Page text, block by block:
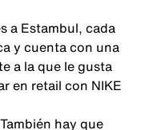
a Estambul, cada
y cuenta con una
a la que le gusta
en retail con NIKE
hay que